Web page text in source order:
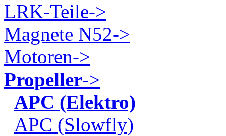
LRK-Teile->
Magnete N52->
Motoren->
Propeller->
APC (Elektro)
APC (Slowfly)